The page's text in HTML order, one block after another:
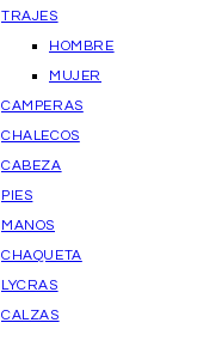
TRAJES
HOMBRE
MUJER
CAMPERAS
CHALECOS
CABEZA
PIES
MANOS
CHAQUETA
LYCRAS
CALZAS